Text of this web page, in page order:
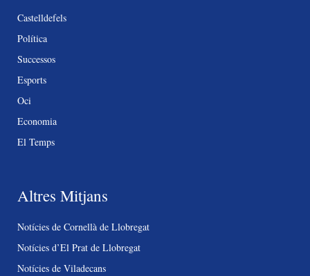
Castelldefels
Política
Successos
Esports
Oci
Economia
El Temps
Altres Mitjans
Notícies de Cornellà de Llobregat
Notícies d’El Prat de Llobregat
Notícies de Viladecans